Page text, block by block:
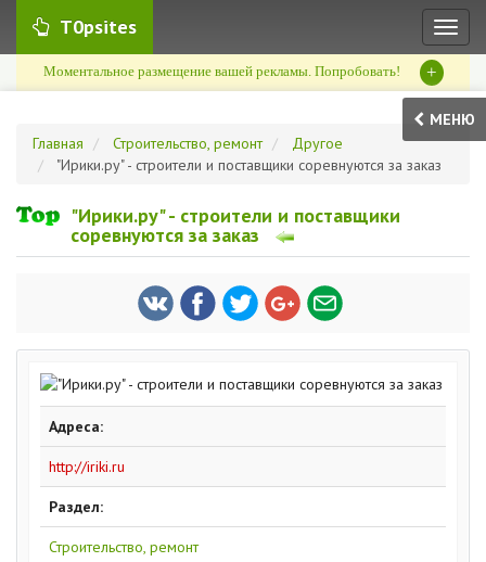
T0psites
Моментальное размещение вашей рекламы. Попробовать! +
МЕНЮ
Главная
Строительство, ремонт
Другое
"Ирики.ру" - строители и поставщики соревнуются за заказ
"Ирики.ру" - строители и поставщики
соревнуются за заказ
Адреса:
http://iriki.ru
Раздел:
Строительство, ремонт